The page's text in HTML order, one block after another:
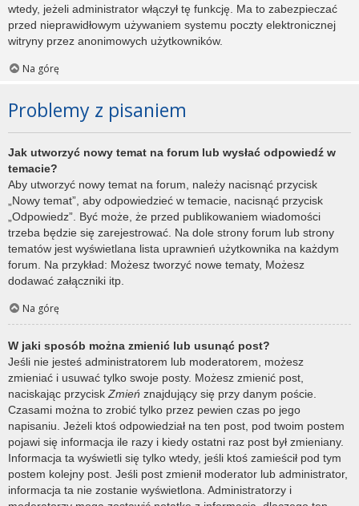
wtedy, jeżeli administrator włączył tę funkcję. Ma to zabezpieczać
przed nieprawidłowym używaniem systemu poczty elektronicznej
witryny przez anonimowych użytkowników.
Na górę
Problemy z pisaniem
Jak utworzyć nowy temat na forum lub wysłać odpowiedź w
temacie?
Aby utworzyć nowy temat na forum, należy nacisnąć przycisk
„Nowy temat”, aby odpowiedzieć w temacie, nacisnąć przycisk
„Odpowiedz”. Być może, że przed publikowaniem wiadomości
trzeba będzie się zarejestrować. Na dole strony forum lub strony
tematów jest wyświetlana lista uprawnień użytkownika na każdym
forum. Na przykład: Możesz tworzyć nowe tematy, Możesz
dodawać załączniki itp.
Na górę
W jaki sposób można zmienić lub usunąć post?
Jeśli nie jesteś administratorem lub moderatorem, możesz
zmieniać i usuwać tylko swoje posty. Możesz zmienić post,
naciskając przycisk Zmień znajdujący się przy danym poście.
Czasami można to zrobić tylko przez pewien czas po jego
napisaniu. Jeżeli ktoś odpowiedział na ten post, pod twoim postem
pojawi się informacja ile razy i kiedy ostatni raz post był zmieniany.
Informacja ta wyświetli się tylko wtedy, jeśli ktoś zamieścił pod tym
postem kolejny post. Jeśli post zmienił moderator lub administrator,
informacja ta nie zostanie wyświetlona. Administratorzy i